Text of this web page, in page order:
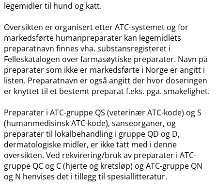
legemidler til hund og katt.
Oversikten er organisert etter ATC-systemet og for
markedsførte humanpreparater kan legemidlets
preparatnavn finnes vha. substansregisteret i
Felleskatalogen over farmasøytiske preparater. Navn på
preparater som ikke er markedsførte i Norge er angitt i
listen. Preparatnavn er også angitt der hvor doseringen
er knyttet til et bestemt preparat f.eks. pga. smakelighet.
Preparater i ATC-gruppe QS (veterinær ATC-kode) og S
(humanmedisinsk ATC-kode), sanseorganer, og
preparater til lokalbehandling i gruppe QD og D,
dermatologiske midler, er ikke tatt med i denne
oversikten. Ved rekvirering​/​bruk av preparater i ATC-
gruppe QC og C (hjerte og kretsløp) og ATC-gruppe QN
og N henvises det i tillegg til spesiallitteratur.